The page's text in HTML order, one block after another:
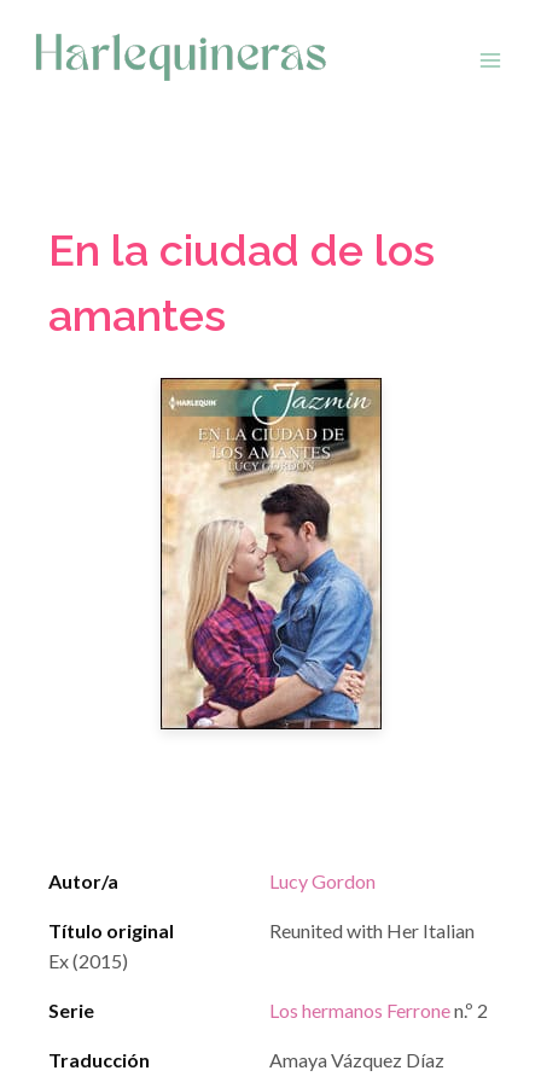
contenido
En la ciudad de los
amantes
Autor/a Lucy Gordon
Título original
Reunited with Her Italian
Ex (2015)
Serie Los hermanos Ferronen.º 2
Traducción Amaya Vázquez Díaz